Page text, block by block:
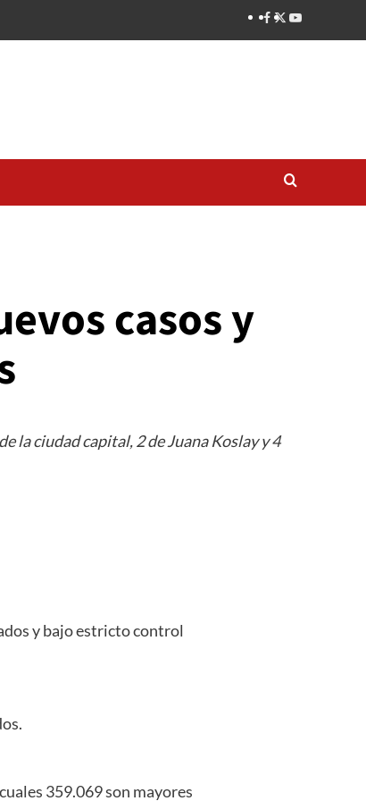
casos y
la ciudad capital, 2 de Juana Koslay y 4
y bajo estricto control
359.069 son mayores